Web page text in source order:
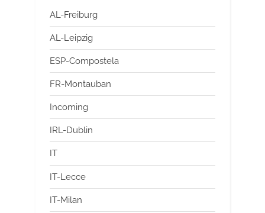
AL-Freiburg
AL-Leipzig
ESP-Compostela
FR-Montauban
Incoming
IRL-Dublin
IT
IT-Lecce
IT-Milan